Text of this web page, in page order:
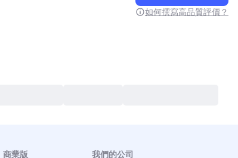
如何撰寫高品質評價？
商業版 我們的公司